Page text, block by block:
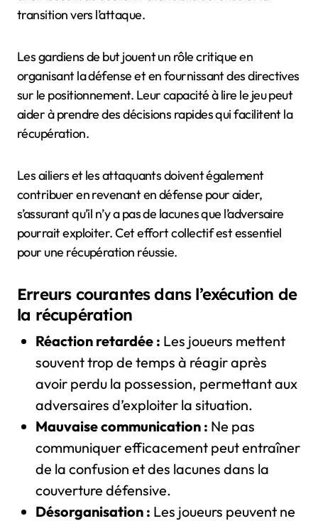
transition vers l’attaque.
Les gardiens de but jouent un rôle critique en
organisant la défense et en fournissant des directives
sur le positionnement. Leur capacité à lire le jeu peut
aider à prendre des décisions rapides qui facilitent la
récupération.
Les ailiers et les attaquants doivent également
contribuer en revenant en défense pour aider,
s’assurant qu’il n’y a pas de lacunes que l’adversaire
pourrait exploiter. Cet effort collectif est essentiel
pour une récupération réussie.
Erreurs courantes dans l’exécution de
la récupération
Réaction retardée : Les joueurs mettent
souvent trop de temps à réagir après
avoir perdu la possession, permettant aux
adversaires d’exploiter la situation.
Mauvaise communication : Ne pas
communiquer efficacement peut entraîner
de la confusion et des lacunes dans la
couverture défensive.
Désorganisation : Les joueurs peuvent ne